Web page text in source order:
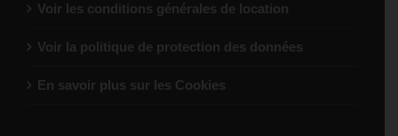
Voir les conditions générales de location
Voir la politique de protection des données
En savoir plus sur les Cookies